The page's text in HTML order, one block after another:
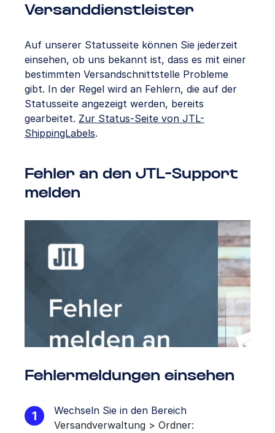
Versanddienstleister
Auf unserer Statusseite können Sie jederzeit
einsehen, ob uns bekannt ist, dass es mit einer
bestimmten Versandschnittstelle Probleme
gibt. In der Regel wird an Fehlern, die auf der
Statusseite angezeigt werden, bereits
gearbeitet. Zur Status-Seite von JTL-
ShippingLabels.
Fehler an den JTL-Support
melden
Fehlermeldungen einsehen
Wechseln Sie in den Bereich
Versandverwaltung > Ordner: